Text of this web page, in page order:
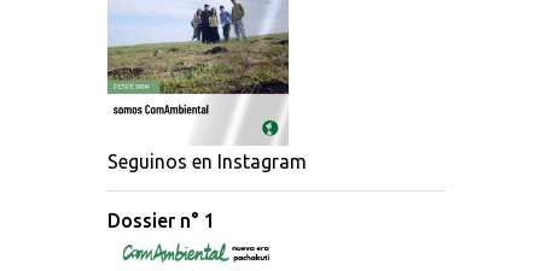
Seguinos en Instagram
Dossier n° 1